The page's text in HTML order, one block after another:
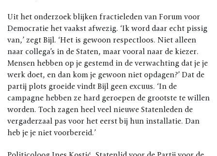
Uit het onderzoek blijken fractieleden van Forum voor
Democratie het vaakst afwezig. ‘Ik word daar echt pissig
van,’ zegt Bijl. ‘Het is gewoon respectloos. Niet alleen
naar collega’s in de Staten, maar vooral naar de kiezer.
Mensen hebben op je gestemd in de verwachting dat je je
werk doet, en dan kom je gewoon niet opdagen?’ Dat de
partij plots groeide vindt Bijl geen excuus. ‘In de
campagne hebben ze hard geroepen de grootste te willen
worden. Toch zagen heel veel nieuwe Statenleden de
vergaderzaal pas voor het eerst bij hun installatie. Dan
heb je je niet voorbereid.’